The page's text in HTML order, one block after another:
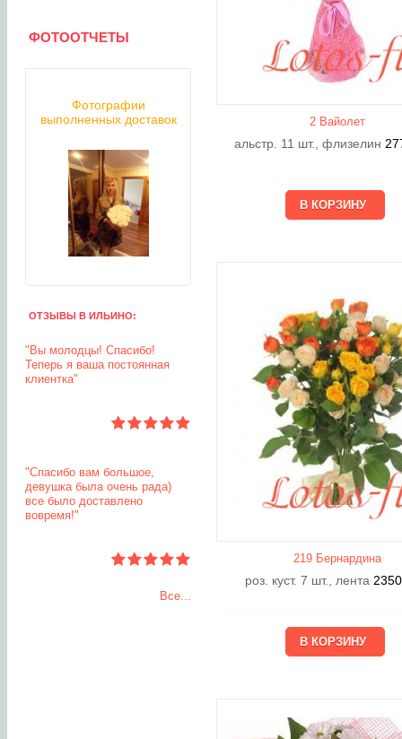
ФОТООТЧЕТЫ
Фотографии
выполненных доставок
ОТЗЫВЫ В ИЛЬИНО:
"Вы молодцы! Спасибо!
Теперь я ваша постоянная
клиентка"
"Спасибо вам большое,
девушка была очень рада)
все было доставлено
вовремя!"
Все...
2 Вайолет
альстр. 11 шт., флизелин
219 Бернардина
роз. куст. 7 шт., лента2350